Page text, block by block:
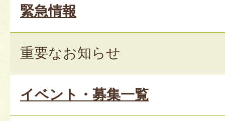
緊急情報
重要なお知らせ
イベント・募集一覧